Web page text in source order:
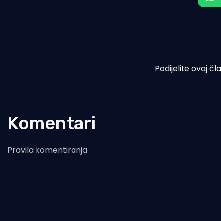
Podijelite ovaj
Komentari
Pravila komentiranja